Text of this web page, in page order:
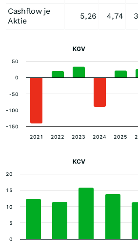
Cashflow je
Aktie
5,26 4,74
KGV
2021 2022 2023 2024 2025
-150
-100
-50
0
50
KCV
0
5
10
15
20